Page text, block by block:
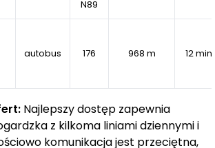
powietrzu.
zielonych z dala od zgiełku miasta
mieszkania o zróżnicowanych
N89
autobus 176 968 m 12 min
Najlepszy dostęp zapewnia
z kilkoma liniami dziennymi i
komunikacja jest przeciętna,